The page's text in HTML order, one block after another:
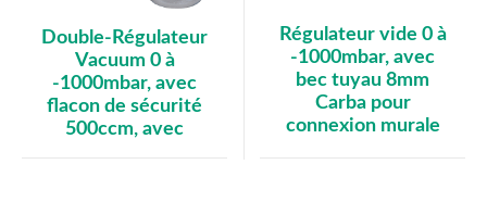
Double-Régulateur
Vacuum 0 à
-1000mbar, avec
flacon de sécurité
500ccm, avec
Régulateur vide 0 à
-1000mbar, avec
bec tuyau 8mm
Carba pour
connexion murale